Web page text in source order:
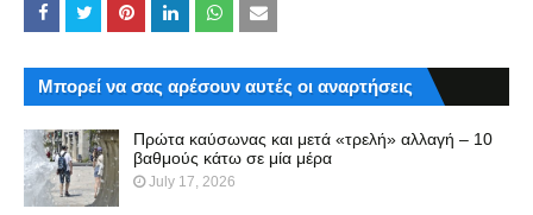
Μπορεί να σας αρέσουν αυτές οι αναρτήσεις
Πρώτα καύσωνας και μετά «τρελή» αλλαγή – 10
βαθμούς κάτω σε μία μέρα
July 17, 2026